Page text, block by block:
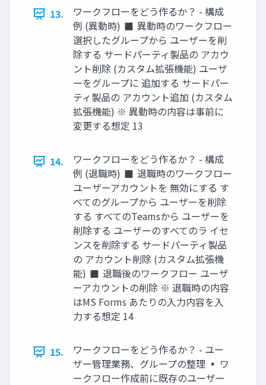
13.
ワークフローをどう作るか？ - 構成
例 (異動時) ◼ 異動時のワークフロー
選択したグループから ユーザーを削
除する サードパーティ製品の アカウ
ント削除 (カスタム拡張機能) ユーザ
ーをグループに 追加する サードパー
ティ製品の アカウント追加 (カスタム
拡張機能) ※ 異動時の内容は事前に
変更する想定 13
14.
ワークフローをどう作るか？ - 構成
例 (退職時) ◼ 退職時のワークフロー
ユーザーアカウントを 無効にする す
べてのグループから ユーザーを削除
する すべてのTeamsから ユーザーを
削除する ユーザーのすべてのラ イセ
ンスを削除する サードパーティ製品
の アカウント削除 (カスタム拡張機
能) ◼ 退職後のワークフロー ユーザ
ーアカウントの削除 ※ 退職時の内容
はMS Forms あたりの入力内容を入
力する想定 14
15.
ワークフローをどう作るか？ - ユー
ザー管理業務、グループの整理 ▪ ワ
ークフロー作成前に既存のユーザー